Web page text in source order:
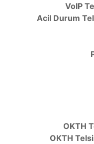
VoIP
Acil Durum
OKTH
OKTH